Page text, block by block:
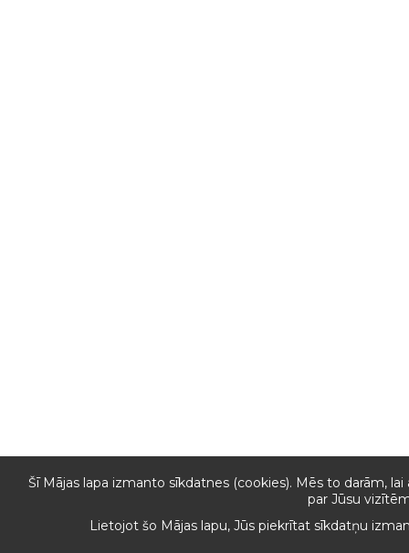
Šī Mājas lapa izmanto sīkdatnes (cookies). Mēs to darām,
par Jūsu
Lietojot šo Mājas lapu, Jūs piekrītat sīkdatņu